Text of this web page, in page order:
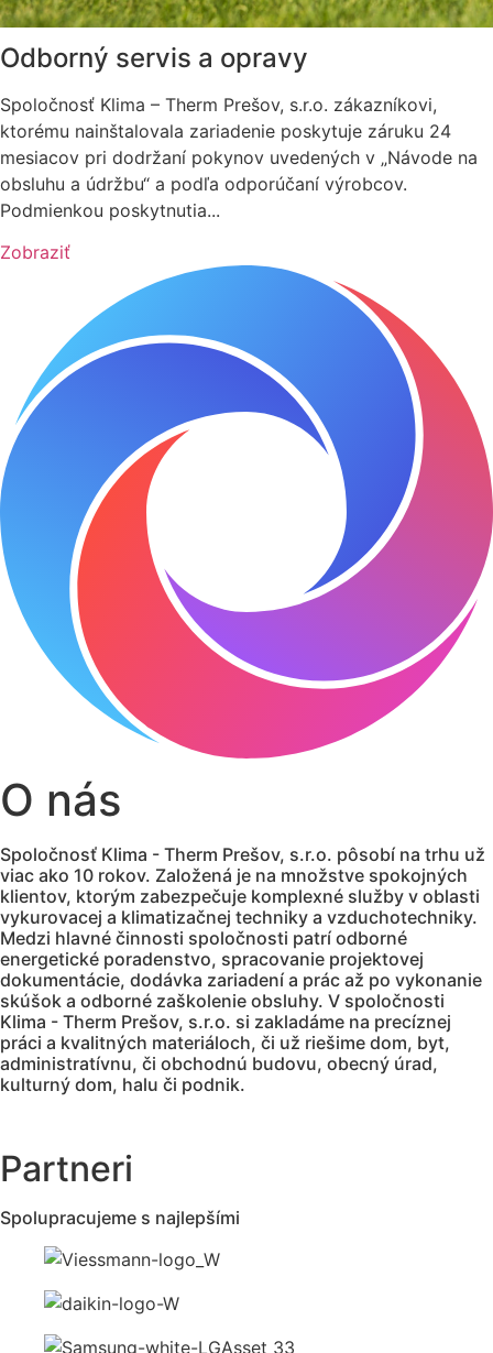
Odborný servis a opravy
Spoločnosť Klima – Therm Prešov, s.r.o. zákazníkovi,
ktorému nainštalovala zariadenie poskytuje záruku 24
mesiacov pri dodržaní pokynov uvedených v „Návode na
obsluhu a údržbu“ a podľa odporúčaní výrobcov.
Podmienkou poskytnutia...
Zobraziť
O nás
Spoločnosť Klima - Therm Prešov, s.r.o. pôsobí na trhu už
viac ako 10 rokov. Založená je na množstve spokojných
klientov, ktorým zabezpečuje komplexné služby v oblasti
vykurovacej a klimatizačnej techniky a vzduchotechniky.
Medzi hlavné činnosti spoločnosti patrí odborné
energetické poradenstvo, spracovanie projektovej
dokumentácie, dodávka zariadení a prác až po vykonanie
skúšok a odborné zaškolenie obsluhy. V spoločnosti
Klima - Therm Prešov, s.r.o. si zakladáme na precíznej
práci a kvalitných materiáloch, či už riešime dom, byt,
administratívnu, či obchodnú budovu, obecný úrad,
kulturný dom, halu či podnik.
Partneri
Spolupracujeme s najlepšími